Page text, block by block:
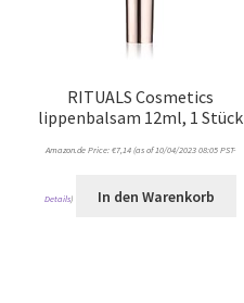
RITUALS Cosmetics
lippenbalsam 12ml, 1 Stück
Amazon.de Price: €7,14(as of 10/04/2023 08:05 PST-
Details) In den Warenkorb